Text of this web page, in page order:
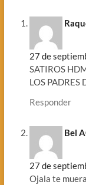
27 de
SATIROS
LOS PADRES
Responder
Bel
27 de
Ojala te